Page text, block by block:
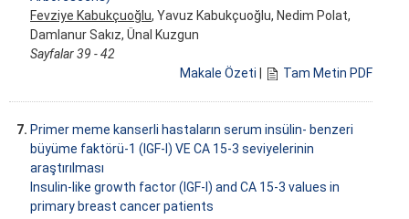
Fevziye Kabukçuoğlu, Yavuz Kabukçuoğlu, Nedim Polat,
Damlanur Sakız, Ünal Kuzgun
Sayfalar 39 - 42
Makale Özeti
Tam Metin PDF
7. Primer meme kanserli hastaların serum insülin- benzeri
büyüme faktörü-1 (IGF-I) VE CA 15-3 seviyelerinin
araştırılması
Insulin-like growth factor (IGF-I) and CA 15-3 values in
primary breast cancer patients